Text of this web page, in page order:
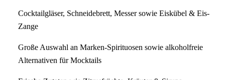
Cocktailgläser, Schneidebrett, Messer sowie Eiskübel & Eis-
Zange
Große Auswahl an Marken-Spirituosen sowie alkoholfreie
Alternativen für Mocktails